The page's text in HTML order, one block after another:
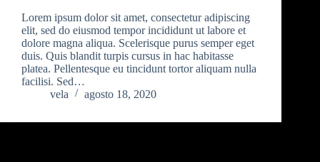
Lorem ipsum dolor sit amet, consectetur adipiscing
elit, sed do eiusmod tempor incididunt ut labore et
dolore magna aliqua. Scelerisque purus semper eget
duis. Quis blandit turpis cursus in hac habitasse
platea. Pellentesque eu tincidunt tortor aliquam nulla
facilisi. Sed…
vela
agosto 18, 2020